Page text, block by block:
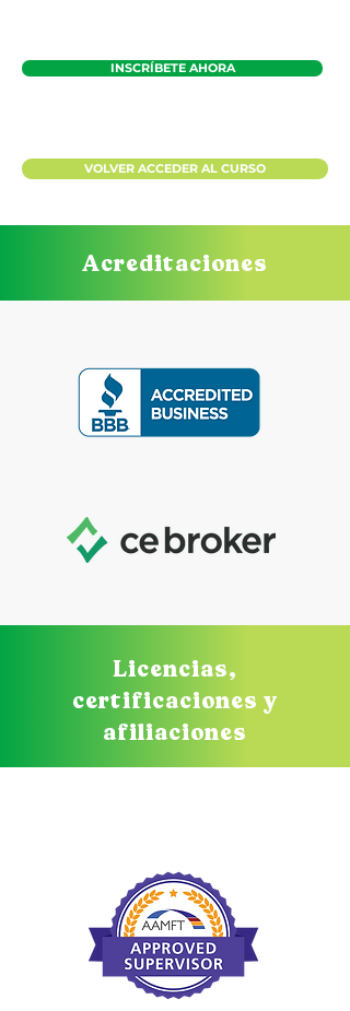
INSCRÍBETE AHORA
VOLVER ACCEDER AL CURSO
Acreditaciones
Licencias,
certificaciones y
afiliaciones